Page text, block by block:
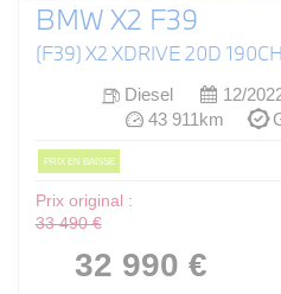
BMW X2 F39
(F39) X2 XDRIVE 20D
Diesel 12/
43 911km
PRIX EN BAISSE
Prix original :
33 490 €
32 990 €